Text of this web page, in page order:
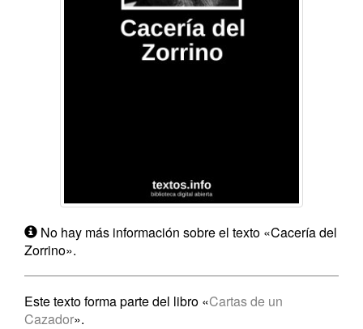
No hay más información sobre el texto «Cacería del
Zorrino».
Este texto forma parte del libro «Cartas de un
Cazador».